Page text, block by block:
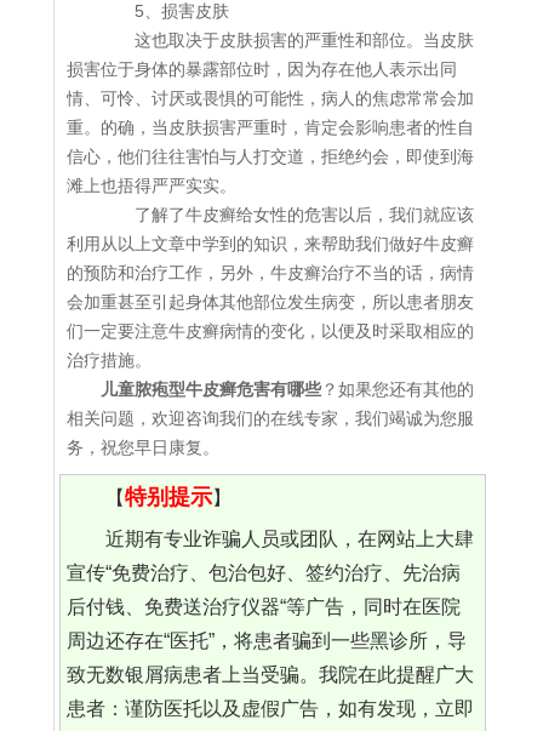
5、损害皮肤
这也取决于皮肤损害的严重性和部位。当皮肤
损害位于身体的暴露部位时，因为存在他人表示出同
情、可怜、讨厌或畏惧的可能性，病人的焦虑常常会加
重。的确，当皮肤损害严重时，肯定会影响患者的性自
信心，他们往往害怕与人打交道，拒绝约会，即使到海
滩上也捂得严严实实。
了解了牛皮癣给女性的危害以后，我们就应该
利用从以上文章中学到的知识，来帮助我们做好牛皮癣
的预防和治疗工作，另外，牛皮癣治疗不当的话，病情
会加重甚至引起身体其他部位发生病变，所以患者朋友
们一定要注意牛皮癣病情的变化，以便及时采取相应的
治疗措施。
儿童脓疱型牛皮癣危害有哪些 ？如果您还有其他的
相关问题，欢迎咨询我们的在线专家，我们竭诚为您服
务，祝您早日康复。
【特别提示】
近期有专业诈骗人员或团队，在网站上大肆
宣传“免费治疗、包治包好、签约治疗、先治病
后付钱、免费送治疗仪器“等广告，同时在医院
周边还存在“医托”，将患者骗到一些黑诊所，导
致无数银屑病患者上当受骗。我院在此提醒广大
患者：谨防医托以及虚假广告，如有发现，立即